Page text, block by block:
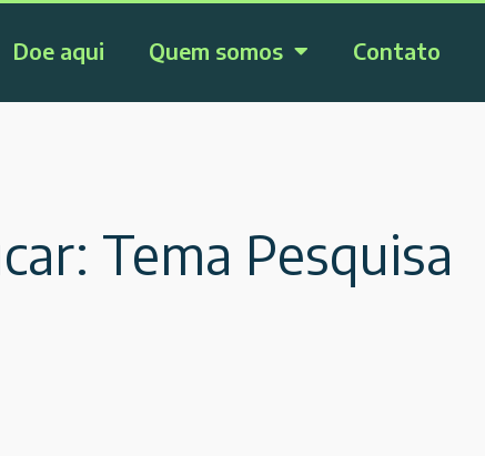
Doe aqui Quem somos Contato
Tema Pesquisa